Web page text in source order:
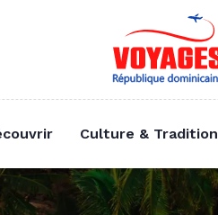
Culture & Tradition